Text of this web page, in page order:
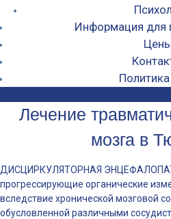
Информация для
Лечение
мозга в
ДИСЦИРКУЛЯТОРНАЯ
прогрессирующие органические
вследствие хронической мозговой
обусловленной различными